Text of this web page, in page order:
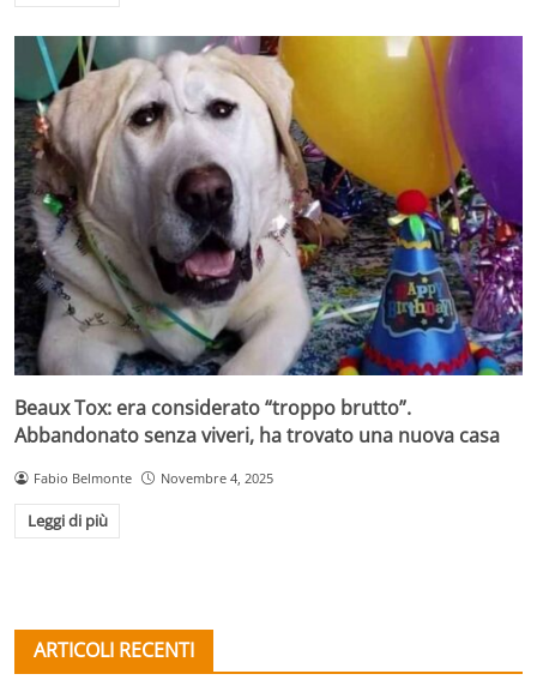
Beaux Tox: era considerato “troppo brutto”.
Abbandonato senza viveri, ha trovato una nuova casa
Fabio Belmonte Novembre 4, 2025
Leggi di più
ARTICOLI RECENTI